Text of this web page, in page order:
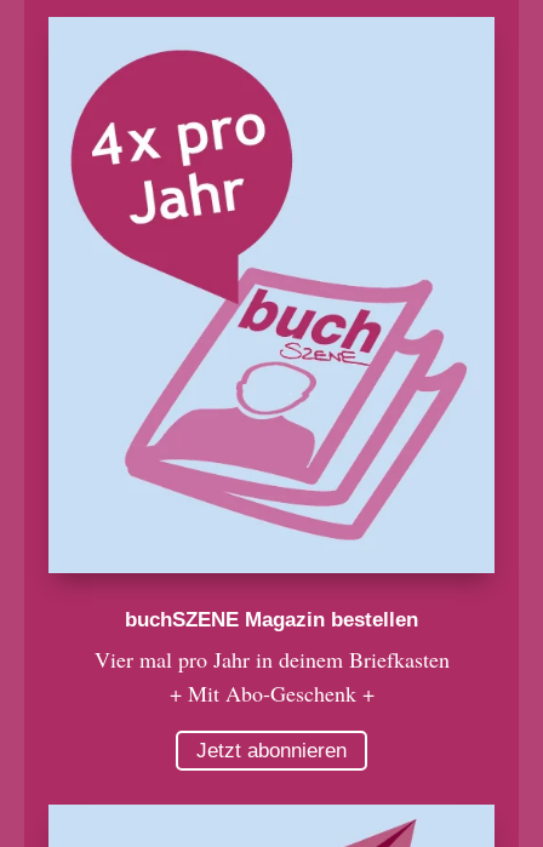
buchSZENE Magazin bestellen
Vier mal pro Jahr in deinem Briefkasten
+ Mit Abo-Geschenk +
Jetzt abonnieren